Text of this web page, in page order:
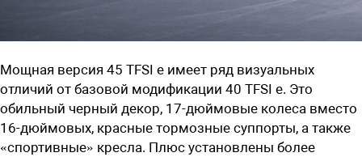
Мощная версия 45 TFSI e имеет ряд визуальных
отличий от базовой модификации 40 TFSI e. Это
обильный черный декор, 17-дюймовые колеса вместо
16-дюймовых, красные тормозные суппорты, а также
«спортивные» кресла. Плюс установлены более